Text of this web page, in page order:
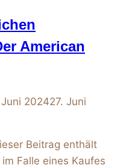
American
Juni 202427. Juni
Beitrag enthält
Falle eines Kaufes